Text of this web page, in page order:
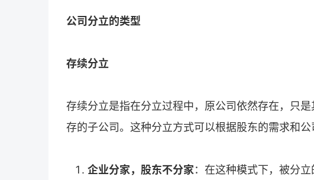
公司分立的类型
存续分立
存续分立是指在分立过程中，原公司依然存在，只
存的子公司。这种分立方式可以根据股东的需求和公
企业分家，股东不分家：在这种模式下，被分